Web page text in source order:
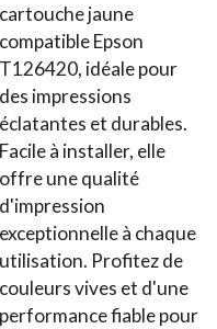
cartouche jaune
compatible Epson
T126420, idéale pour
des impressions
éclatantes et durables.
Facile à installer, elle
offre une qualité
d'impression
exceptionnelle à chaque
utilisation. Profitez de
couleurs vives et d'une
performance fiable pour